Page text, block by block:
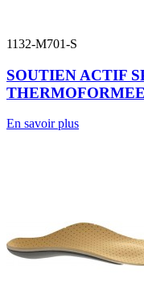
1132-M701-S
SOUTIEN ACTIF
THERMOFORMEE
En savoir plus